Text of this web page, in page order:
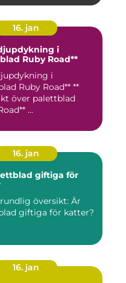
16. jan
i
Ruby Road**
i
Ruby Road** **
över palettblad
Ruby Road** ...
16. jan
giftiga för
giftiga för katter?
16. jan